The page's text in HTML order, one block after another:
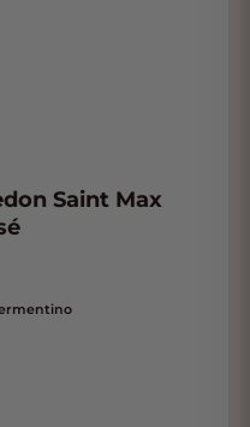
Saint Max